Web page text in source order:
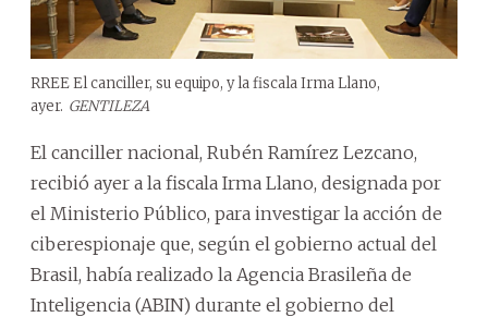
RREE El canciller, su equipo, y la fiscala Irma Llano,
ayer. GENTILEZA
El canciller nacional, Rubén Ramírez Lezcano,
recibió ayer a la fiscala Irma Llano, designada por
el Ministerio Público, para investigar la acción de
ciberespionaje que, según el gobierno actual del
Brasil, había realizado la Agencia Brasileña de
Inteligencia (ABIN) durante el gobierno del